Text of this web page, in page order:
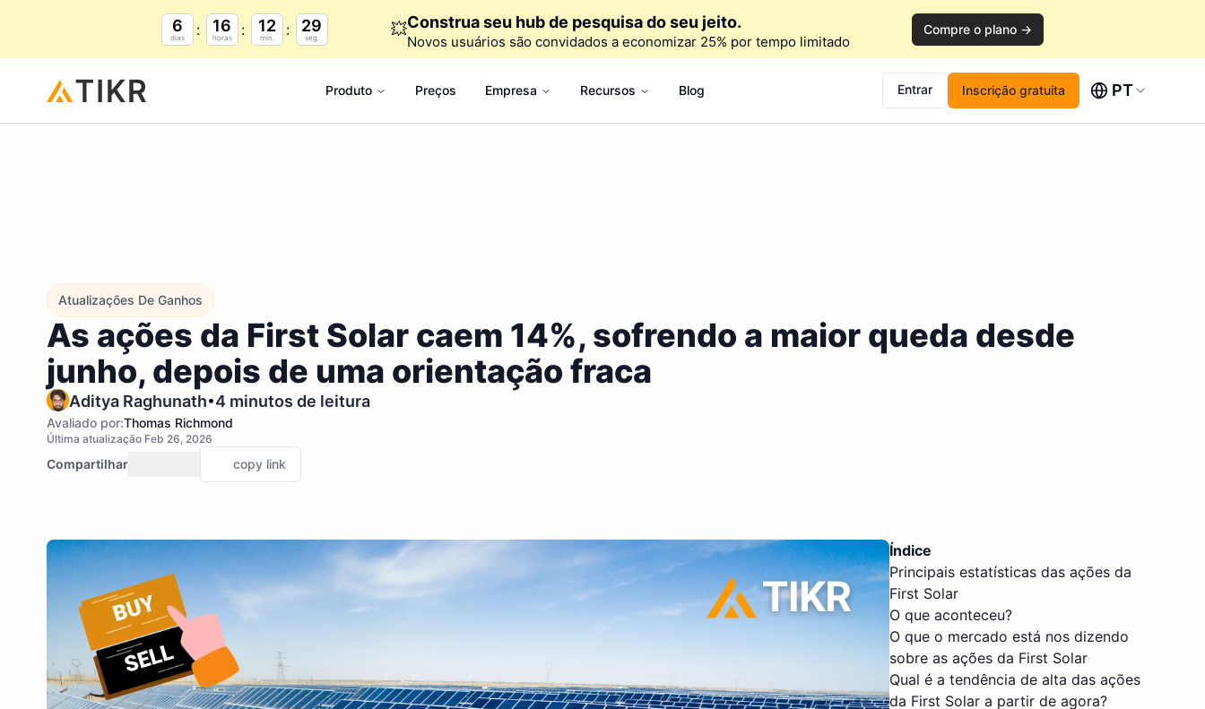
6
dias
16
horas
12
min.
28
seg. 💥Construa seu hub de pesquisa do seu jeito.
Novos usuários são convidados a economizar 25% por tempo limitado
Compre o plano →
Produto Preços Empresa Recursos Blog Entrar Inscrição gratuita PT
Atualizações De Ganhos
As ações da First Solar caem 14%, sofrendo a maior queda desde
junho, depois de uma orientação fraca
Aditya Raghunath•4 minutos de leitura
Avaliado por:Thomas Richmond
Última atualização Feb 26, 2026
Compartilhar copy link
Índice
Principais estatísticas das ações da
First Solar
O que aconteceu?
O que o mercado está nos dizendo
sobre as ações da First Solar
Qual é a tendência de alta das ações
da First Solar a partir de agora?